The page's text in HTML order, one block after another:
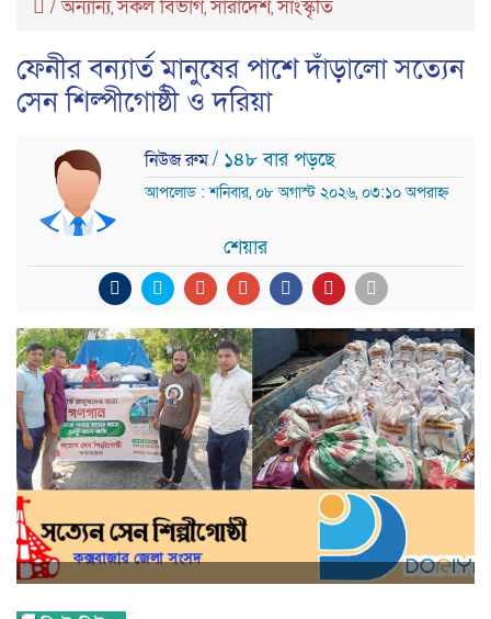
/অন্যান্য,সকল বিভাগ,সারাদেশ,সাংস্কৃতি
ফেনীর বন্যার্ত মানুষের পাশে দাঁড়ালো সত্যেন
সেন শিল্পীগোষ্ঠী ও দরিয়া
নিউজ রুম/ ১৪৮ বার পড়ছে
আপলোড : শনিবার, ০৮ অগাস্ট ২০২৬, ০৩:১০ অপরাহ্ন
শেয়ার